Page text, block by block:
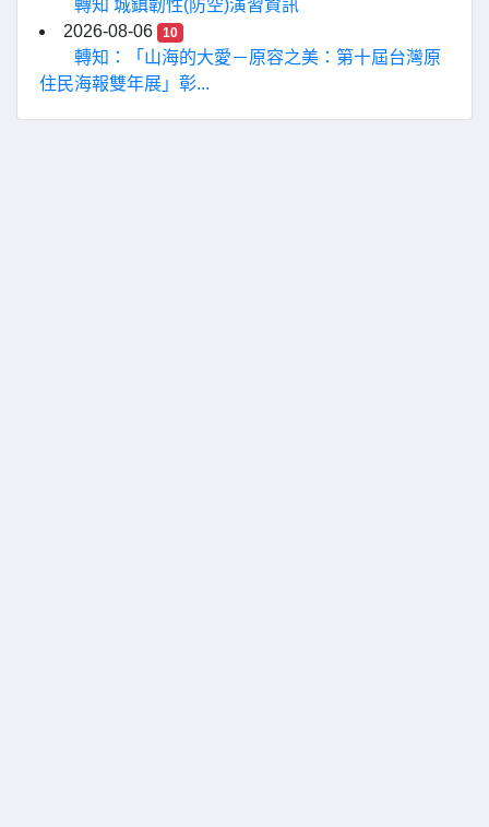
轉知 城鎮韌性(防空)演習資訊
2026-08-06
10
轉知：「山海的大愛－原容之美：第十屆台灣原
住民海報雙年展」彰...